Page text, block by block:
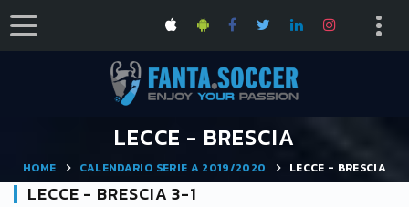
LECCE - BRESCIA
HOME CALENDARIO SERIE A 2019/2020 LECCE - BRESCIA
LECCE - BRESCIA 3-1